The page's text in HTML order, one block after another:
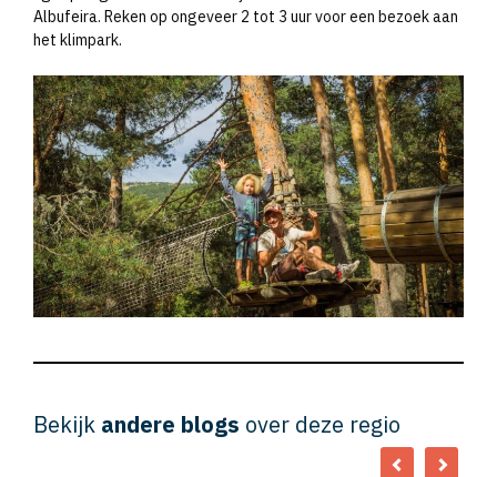
Albufeira. Reken op ongeveer 2 tot 3 uur voor een bezoek aan
het klimpark.
Bekijk andere blogs over deze regio